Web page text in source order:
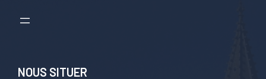
NOUS SITUER